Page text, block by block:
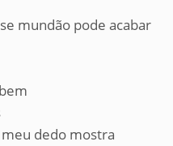
mundão pode acabar
meu dedo mostra